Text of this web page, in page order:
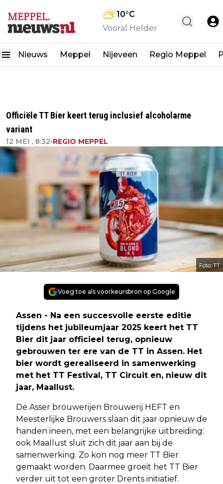
10°C
Vooral Helder
Nieuws Meppel Nijeveen Regio Meppel
Officiële TT Bier keert terug inclusief alcoholarme
variant
12 MEI , 8:32•REGIO MEPPEL
Foto: TT
Voeg toe als voorkeursbron op Google
Assen - Na een succesvolle eerste editie
tijdens het jubileumjaar 2025 keert het TT
Bier dit jaar officieel terug, opnieuw
gebrouwen ter ere van de TT in Assen. Het
bier wordt gerealiseerd in samenwerking
met het TT Festival, TT Circuit en, nieuw dit
jaar, Maallust.
De Asser brouwerijen Brouwerij HEFT en
Meesterlijke Brouwers slaan dit jaar opnieuw de
handen ineen, met een belangrijke uitbreiding:
ook Maallust sluit zich dit jaar aan bij de
samenwerking. Zo kon nog meer TT Bier
gemaakt worden. Daarmee groeit het TT Bier
verder uit tot een groter Drents initiatief.